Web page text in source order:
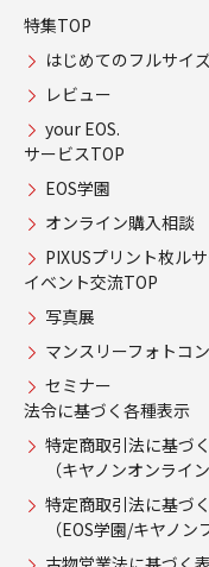
特集TOP
はじめてのフルサイ
レビュー
your EOS.
サービスTOP
EOS学園
オンライン購入相談
PIXUSプリント枚ル
イベント交流TOP
写真展
マンスリーフォトコ
セミナー
法令に基づく各種表示
特定商取引法に基づ
（キヤノンオンライ
特定商取引法に基づ
（EOS学園/キヤノン